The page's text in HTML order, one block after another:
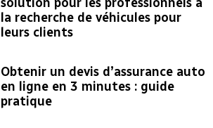
la recherche de véhicules pour
leurs clients
Obtenir un devis d’assurance auto
en ligne en 3 minutes : guide
pratique